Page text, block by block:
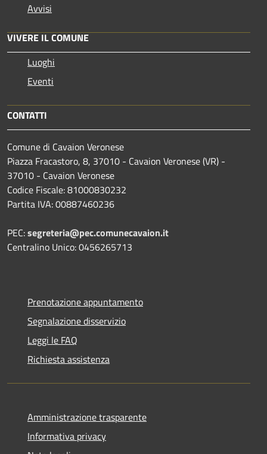
Avvisi
VIVERE IL COMUNE
Luoghi
Eventi
CONTATTI
Comune di Cavaion Veronese
Piazza Fracastoro, 8, 37010 - Cavaion Veronese (VR) -
37010 - Cavaion Veronese
Codice Fiscale: 81000830232
Partita IVA: 00887460236
PEC:segreteria@pec.comunecavaion.it
Centralino Unico: 0456265713
Prenotazione appuntamento
Segnalazione disservizio
Leggi le FAQ
Richiesta assistenza
Amministrazione trasparente
Informativa privacy